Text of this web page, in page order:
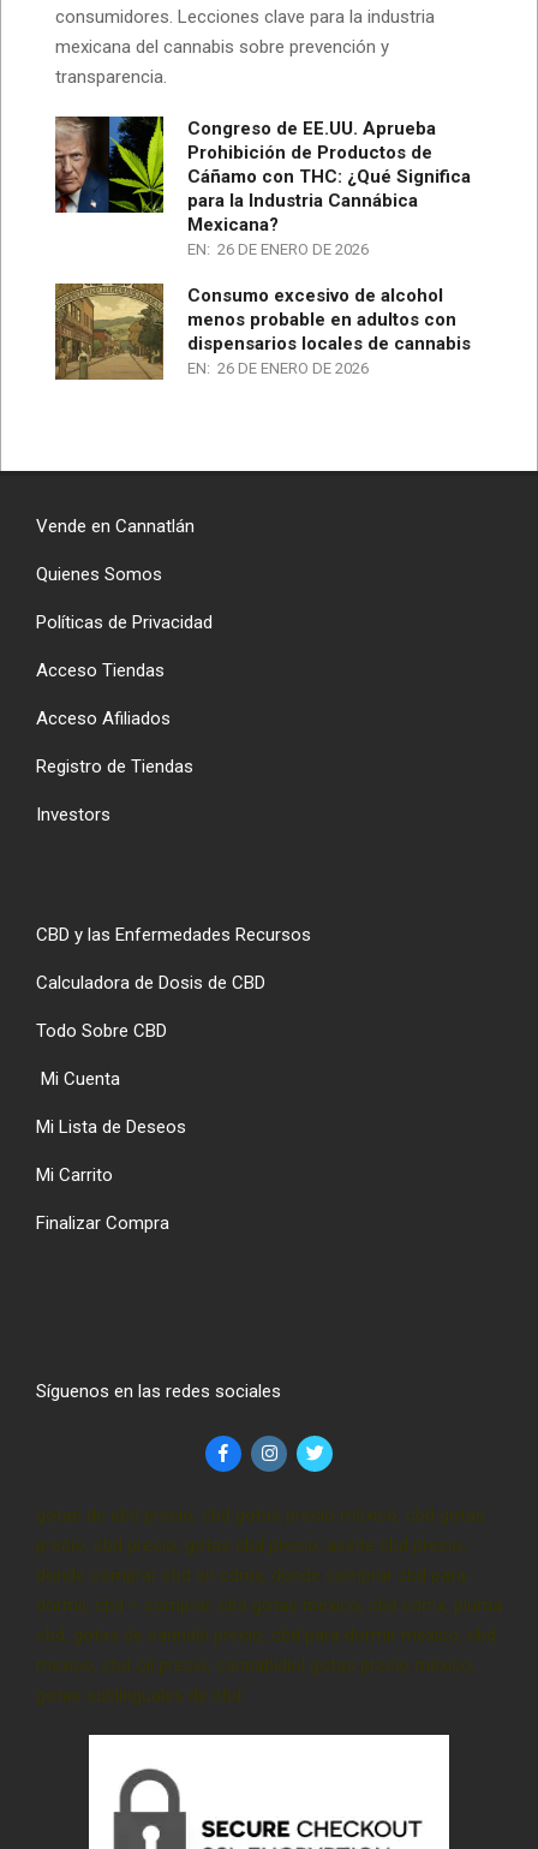
consumidores. Lecciones clave para la industria
mexicana del cannabis sobre prevención y
transparencia.
Congreso de EE.UU. Aprueba
Prohibición de Productos de
Cáñamo con THC: ¿Qué Significa
para la Industria Cannábica
Mexicana?
EN: 26 DE ENERO DE 2026
Consumo excesivo de alcohol
menos probable en adultos con
dispensarios locales de cannabis
EN: 26 DE ENERO DE 2026
Vende en Cannatlán
Quienes Somos
Políticas de Privacidad
Acceso Tiendas
Acceso Afiliados
Registro de Tiendas
Investors
CBD y las Enfermedades Recursos
Calculadora de Dosis de CBD
Todo Sobre CBD
Mi Cuenta
Mi Lista de Deseos
Mi Carrito
Finalizar Compra
Síguenos en las redes sociales
gotas de cbd precio, cbd gotas precio méxico, cbd gotas
precio, cbd precio, gotas cbd precio, aceite cbd precio,
donde comprar cbd en cdmx, donde comprar cbd para
dormir, cbd – comprar, cbd gotas méxico, cbd cdmx, pluma
cbd, gotas de cannabi precio, cbd para dormir méxico, cbd
mexico, cbd oil precio, cannabidiol gotas precio méxico,
gotas sublinguales de cbd